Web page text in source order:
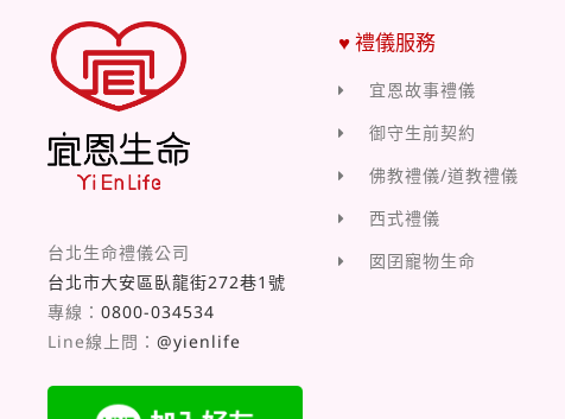
台北生命禮儀公司
台北市大安區臥龍街272巷1號
專線： 0800-034534
Line線上問： @yienlife
♥ 禮儀服務
宜恩故事禮儀
御守生前契約
佛教禮儀/道教禮儀
西式禮儀
囡囝寵物生命